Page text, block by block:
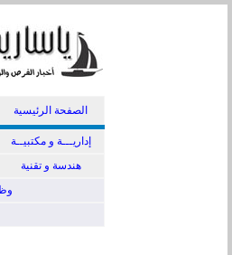
الصفحة الرئيسية
إداريـــة و مكتبيــة
هندسة و تقنية